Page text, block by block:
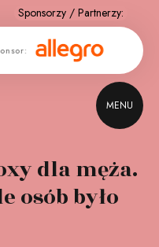
Sponsor:
MENU
dla męża.
osób było